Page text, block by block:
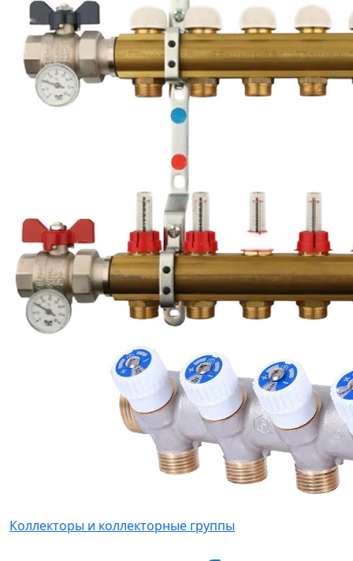
Коллекторы и коллекторные группы